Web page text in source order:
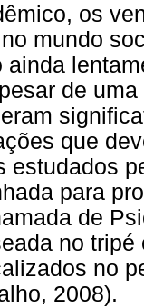
os
mundo
ainda
de
que
estudados
para
de
no
no
2008).